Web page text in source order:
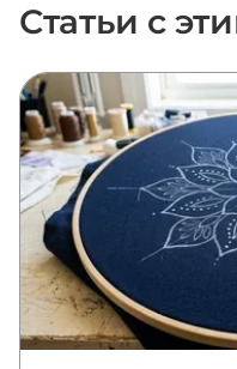
Статьи с